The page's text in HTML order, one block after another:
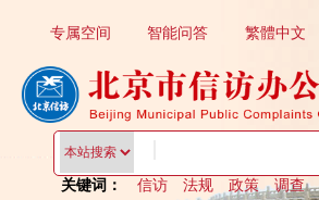
关键词： 信访 法规 政策 调查
繁體中文
专属空间 智能问答